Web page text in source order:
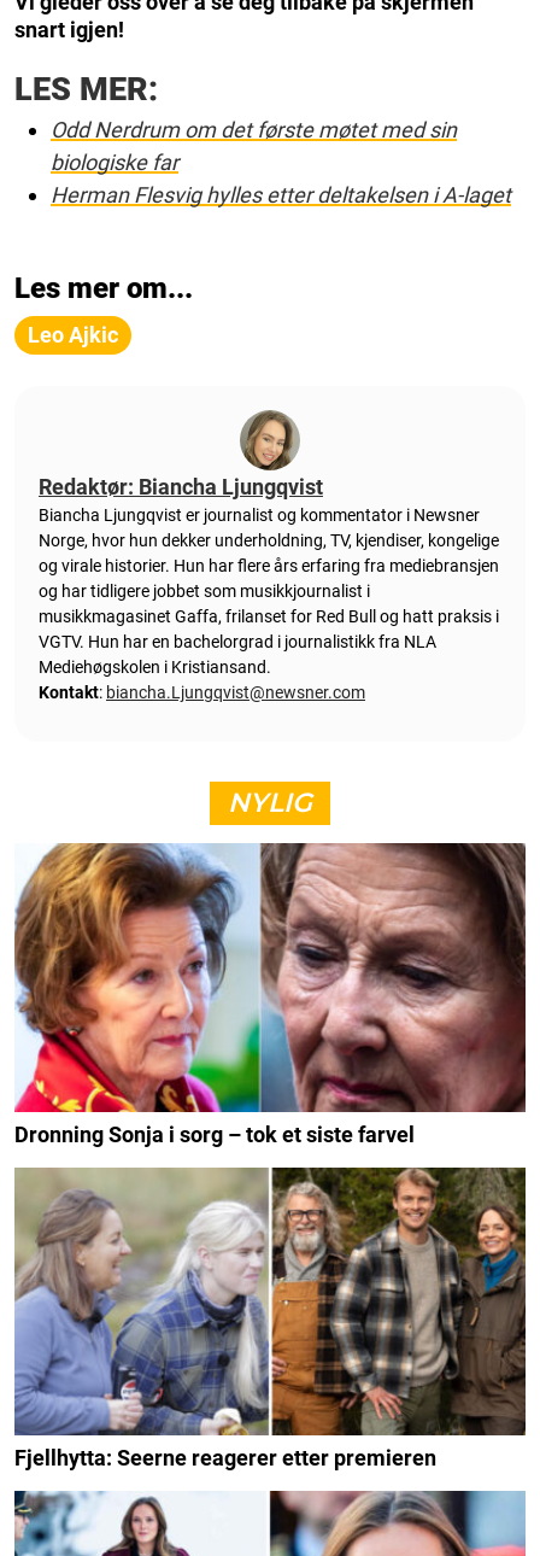
snart igjen!
LES MER:
Odd Nerdrum om det første møtet med sin
biologiske far
Herman Flesvig hylles etter deltakelsen i A-laget
Les mer om...
Leo Ajkic
Redaktør: Biancha Ljungqvist
Biancha Ljungqvist er journalist og kommentator i Newsner
Norge, hvor hun dekker underholdning, TV, kjendiser, kongelige
og virale historier. Hun har flere års erfaring fra mediebransjen
og har tidligere jobbet som musikkjournalist i
musikkmagasinet Gaffa, frilanset for Red Bull og hatt praksis i
VGTV. Hun har en bachelorgrad i journalistikk fra NLA
Mediehøgskolen i Kristiansand.
Kontakt: biancha.Ljungqvist@newsner.com
NYLIG
Dronning Sonja i sorg – tok et siste farvel
Fjellhytta: Seerne reagerer etter premieren